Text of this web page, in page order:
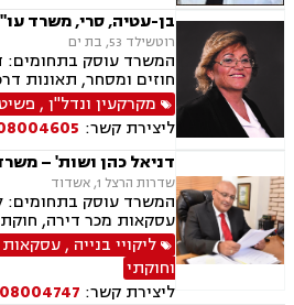
בן-עטיה, סרי, משרד
רוטשילד 53, בת ים
המשרד עוסק בתחומים:
חוזים ומסחר, תאונות
תאגידים, הסכמי ממון,
ידועים בציבור, ירושות
חלוקת רכוש, מגרשים
עסקאות מכר דירה, פינוי
והקפאות הליכים, צווי
מקומיות, רשות מקרקעי
תאונות עקב רשלנות,
תלמידים, תכנון ובניה,
ובוררויות
מקרקעין ונדל"ן,
ליצירת קשר:
דניאל כהן ושות' – משרד
שדרות הרצל 1, אשדוד
המשרד עוסק בתחומים:
עסקאות מכר דירה,
משפטית, דיני בחירות,
ליקויי בנייה ,עסקאות
וחוקתי
ליצירת קשר: